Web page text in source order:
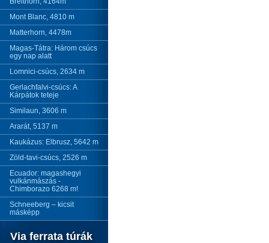
Mont Blanc, 4810 m
Matterhorn, 4478m
Magas-Tátra: Három csúcs
egy nap alatt
Lomnici-csúcs, 2634 m
Gerlachfalvi-csúcs: A
Kárpátok teteje
Similaun, 3606 m
Ararát, 5137 m
Kaukázus: Elbrusz, 5642 m
Zöld-tavi-csúcs, 2526 m
Ecuador: magashegyi
vulkánmászás -
Chimborazo 6268 m!
Schneeberg – kicsit
másképp
Via ferrata túrák